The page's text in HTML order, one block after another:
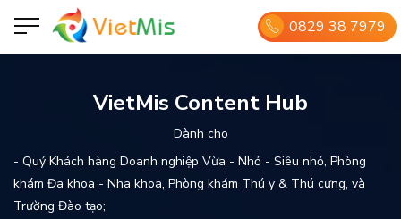
0829 38 7979
VietMis Content Hub
Dành cho
- Quý Khách hàng Doanh nghiệp Vừa - Nhỏ - Siêu nhỏ, Phòng
khám Đa khoa - Nha khoa, Phòng khám Thú y & Thú cưng, và
Trường Đào tạo;